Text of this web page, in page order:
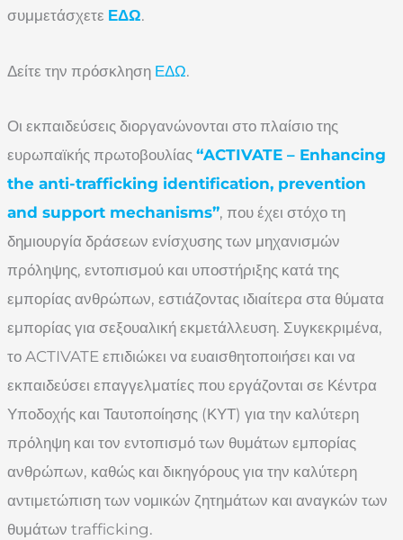
συμμετάσχετε ΕΔΩ.
Δείτε την πρόσκληση ΕΔΩ.
Οι εκπαιδεύσεις διοργανώνονται στο πλαίσιο της
ευρωπαϊκής πρωτοβουλίας “ACTIVATE – Enhancing
the anti-trafficking identification, prevention
and support mechanisms”, που έχει στόχο τη
δημιουργία δράσεων ενίσχυσης των μηχανισμών
πρόληψης, εντοπισμού και υποστήριξης κατά της
εμπορίας ανθρώπων, εστιάζοντας ιδιαίτερα στα θύματα
εμπορίας για σεξουαλική εκμετάλλευση. Συγκεκριμένα,
το ACTIVATE επιδιώκει να ευαισθητοποιήσει και να
εκπαιδεύσει επαγγελματίες που εργάζονται σε Κέντρα
Υποδοχής και Ταυτοποίησης (ΚΥΤ) για την καλύτερη
πρόληψη και τον εντοπισμό των θυμάτων εμπορίας
ανθρώπων, καθώς και δικηγόρους για την καλύτερη
αντιμετώπιση των νομικών ζητημάτων και αναγκών των
θυμάτων trafficking.